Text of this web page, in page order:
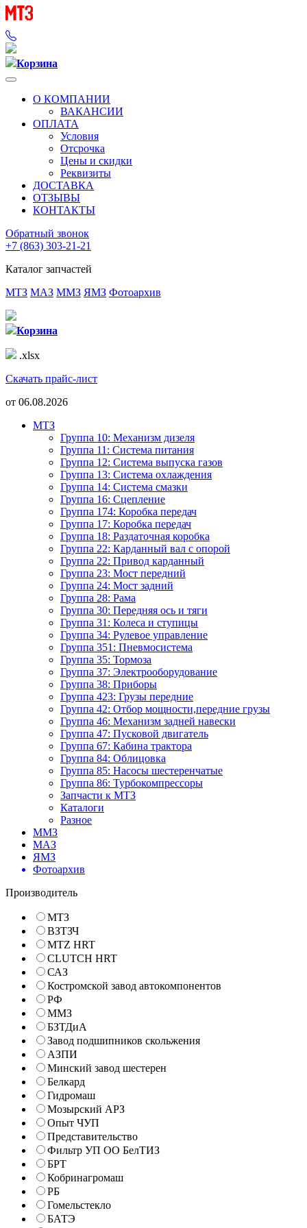
Корзина
О КОМПАНИИ
ВАКАНСИИ
ОПЛАТА
Условия
Отсрочка
Цены и скидки
Реквизиты
ДОСТАВКА
ОТЗЫВЫ
КОНТАКТЫ
Обратный звонок
+7 (863) 303-21-21
Каталог запчастей
МТЗ МАЗ ММЗ ЯМЗ Фотоархив
Корзина
.xlsx
Скачать прайс-лист
от 06.08.2026
МТЗ
Группа 10: Механизм дизеля
Группа 11: Система питания
Группа 12: Система выпуска газов
Группа 13: Система охлаждения
Группа 14: Система смазки
Группа 16: Сцепление
Группа 174: Коробка передач
Группа 17: Коробка передач
Группа 18: Раздаточная коробка
Группа 22: Карданный вал с опорой
Группа 22: Привод карданный
Группа 23: Мост передний
Группа 24: Мост задний
Группа 28: Рама
Группа 30: Передняя ось и тяги
Группа 31: Колеса и ступицы
Группа 34: Рулевое управление
Группа 351: Пневмосистема
Группа 35: Тормоза
Группа 37: Электрооборудование
Группа 38: Приборы
Группа 423: Грузы передние
Группа 42: Отбор мощности,передние грузы
Группа 46: Механизм задней навески
Группа 47: Пусковой двигатель
Группа 67: Кабина трактора
Группа 84: Облицовка
Группа 85: Насосы шестеренчатые
Группа 86: Турбокомпрессоры
Запчасти к МТЗ
Каталоги
Разное
ММЗ
МАЗ
ЯМЗ
Фотоархив
Производитель
МТЗ
ВЗТЗЧ
MTZ HRT
CLUTCH HRT
САЗ
Костромской завод автокомпонентов
РФ
ММЗ
БЗТДиА
Завод подшипников скольжения
АЗПИ
Минский завод шестерен
Белкард
Гидромаш
Мозырский АРЗ
Опыт ЧУП
Представительство
Фильтр УП ОО БелТИЗ
БРТ
Кобринагромаш
РБ
Гомельстекло
БАТЭ